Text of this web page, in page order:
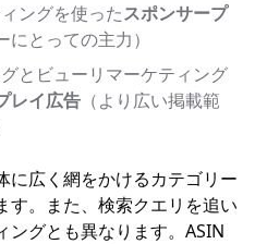
ングを使ったスポンサープ
にとっての主力）
とビューリマーケティング
レイ広告 （より広い掲載範
に広く網をかけるカテゴリー
す。また、検索クエリを追い
ングとも異なります。ASIN